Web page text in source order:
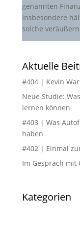
genannten
insbesondere
solche
Aktuelle
#404 | Kevin
Neue Studie:
lernen können
#403 | Was
haben
#402 | Einmal
Im Gespräch
Kategorien